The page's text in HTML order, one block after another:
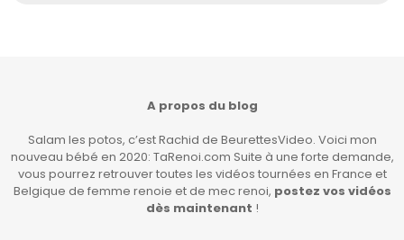
A propos du blog
Salam les potos, c’est Rachid de BeurettesVideo. Voici mon
nouveau bébé en 2020: TaRenoi.com Suite à une forte demande,
vous pourrez retrouver toutes les vidéos tournées en France et
Belgique de femme renoie et de mec renoi, postez vos vidéos
dès maintenant !